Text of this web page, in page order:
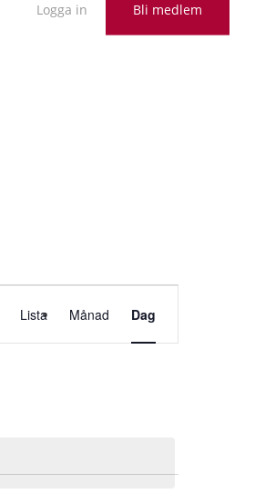
Logga in Bli medlem
vynavigering
Lista Månad Dag